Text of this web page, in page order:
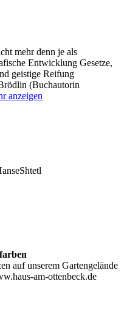
mehr denn je als
Entwicklung Gesetze,
geistige Reifung
(Buchautorin
anzeigen
auf unserem Gartengelände
am-ottenbeck.de